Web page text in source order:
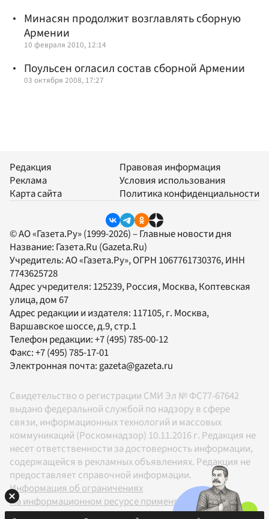
Минасян продолжит возглавлять сборную
Армении
10 февраля 2010, 12:14
Поульсен огласил состав сборной Армении
03 октября 2008, 17:27
Редакция
Реклама
Карта сайта
Правовая информация
Условия использования
Политика конфиденциальности
© АО «Газета.Ру» (1999-2026) – Главные новости дня
Название: Газета.Ru (Gazeta.Ru)
Учредитель:АО «Газета.Ру», ОГРН 1067761730376, ИНН
7743625728
Адрес учредителя: 125239, Россия, Москва, Коптевская
улица, дом 67
Адрес редакции и издателя: 117105, г. Москва,
Варшавское шоссе, д.9, стр.1
Телефон редакции:+7 (495) 785-00-12
Факс:+7 (495) 785-17-01
Электронная почта: gazeta@gazeta.ru
Свидетельство о регистрации СМИ Эл № ФС77-67642
выдано федеральной службой по надзору в сфере
связи, информационных технологий и массовых
коммуникаций (Роскомнадзор) 10.11.2016 г. Редакция не
несет ответственности за достоверность информации,
содержащейся в рекламных объявлениях. Редакция не
предоставляет справочной информации.
Информация об ограничениях
На информационном ресурсе применяются
рекомендательные технологии в соответствии с